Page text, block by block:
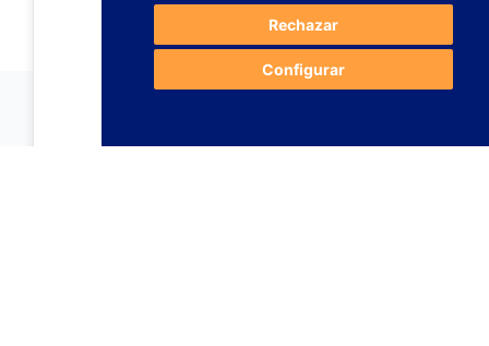
Rechazar
Configurar